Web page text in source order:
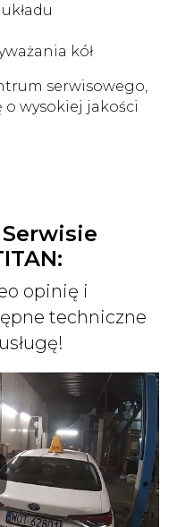
kół
serwisowego,
o wysokiej jakości
opinię i
techniczne